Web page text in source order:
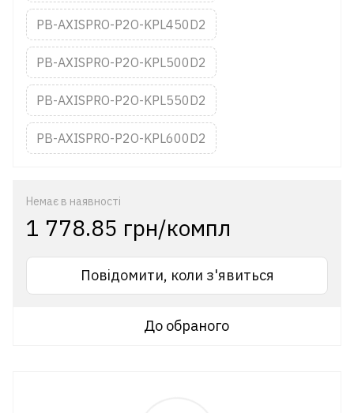
PB-AXISPRO-P2O-KPL450D2
PB-AXISPRO-P2O-KPL500D2
PB-AXISPRO-P2O-KPL550D2
PB-AXISPRO-P2O-KPL600D2
Немає в наявності
1 778.85 грн/компл
Повідомити, коли з'явиться
До обраного